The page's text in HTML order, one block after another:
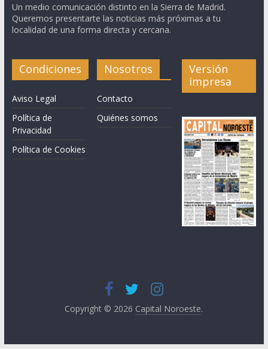
Un medio comunicación distinto en la Sierra de Madrid.
Queremos presentarte las noticias más próximas a tu
localidad de una forma directa y cercana.
Condiciones
Aviso Legal
Política de
Privacidad
Política de Cookies
Nosotros
Contacto
Quiénes somos
Versión
impresa
Copyright © 2026 Capital Noroeste.